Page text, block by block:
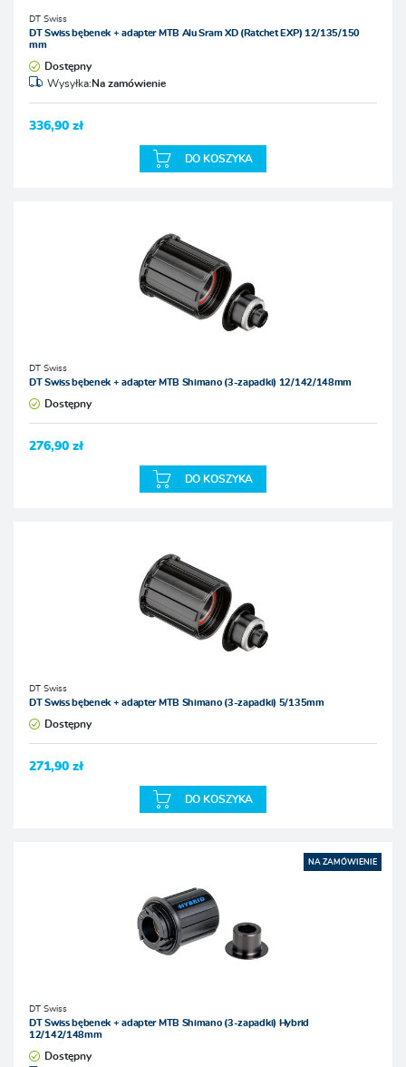
DT Swiss
DT Swiss bębenek + adapter MTB Alu Sram XD (Ratchet EXP) 12/135/150
mm
Dostępny
Wysyłka:Na zamówienie
336,90 zł
DO KOSZYKA
DT Swiss
DT Swiss bębenek + adapter MTB Shimano (3-zapadki) 12/142/148mm
Dostępny
276,90 zł
DO KOSZYKA
DT Swiss
DT Swiss bębenek + adapter MTB Shimano (3-zapadki) 5/135mm
Dostępny
271,90 zł
DO KOSZYKA
NA ZAMÓWIENIE
DT Swiss
DT Swiss bębenek + adapter MTB Shimano (3-zapadki) Hybrid
12/142/148mm
Dostępny